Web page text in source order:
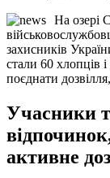
На озері
захисників
стали 60 хлопців і
поєднати
Учасники
активне